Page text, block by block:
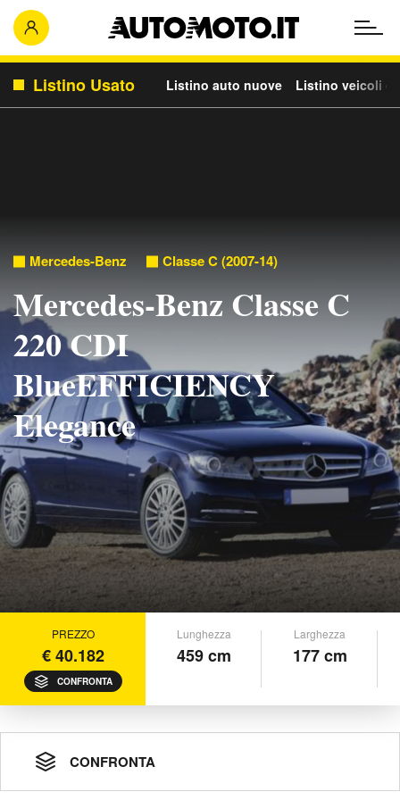
Listino Usato Listino auto nuove Listino veicoli
Mercedes-Benz Classe C (2007-14)
Mercedes-Benz Classe C
220 CDI
BlueEFFICIENCY
Elegance
PREZZO
€ 40.182
CONFRONTA
Lunghezza
459 cm
Larghezza
177 cm
CONFRONTA